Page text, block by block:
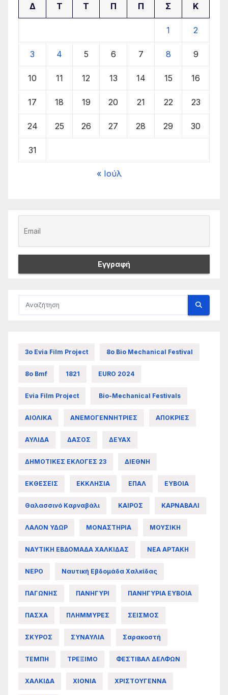
Δ Τ Τ Π Π Σ Κ
1 2
3 4 5 6 7 8 9
10 11 12 13 14 15 16
17 18 19 20 21 22 23
24 25 26 27 28 29 30
31
« Ιούλ
3ο Evia Film Project 8ο Bio Mechanical Festival
8ο Bmf 1821 EURO 2024
Evia Film Project Bio-Mechanical Festivals
ΑΙΟΛΙΚΑ ΑΝΕΜΟΓΕΝΝΗΤΡΙΕΣ ΑΠΟΚΡΙΕΣ
ΑΥΛΙΔΑ ΔΑΣΟΣ ΔΕΥΑΧ
ΔΗΜΟΤΙΚΕΣ ΕΚΛΟΓΕΣ 23 ΔΙΕΘΝΗ
ΕΚΘΕΣΕΙΣ ΕΚΚΛΗΣΙΑ ΕΠΑΛ ΕΥΒΟΙΑ
Θαλασσινό Καρναβάλι ΚΑΙΡΟΣ ΚΑΡΝΑΒΑΛΙ
ΛΑΛΟΝ ΥΔΩΡ ΜΟΝΑΣΤΗΡΙΑ ΜΟΥΣΙΚΗ
ΝΑΥΤΙΚΗ ΕΒΔΟΜΑΔΑ ΧΑΛΚΙΔΑΣ ΝΕΑ ΑΡΤΑΚΗ
ΝΕΡΟ Ναυτική Εβδομάδα Χαλκίδας
ΠΑΓΩΝΗΣ ΠΑΝΗΓΥΡΙ ΠΑΝΗΓΥΡΙΑ ΕΥΒΟΙΑ
ΠΑΣΧΑ ΠΛΗΜΜΥΡΕΣ ΣΕΙΣΜΟΣ
ΣΚΥΡΟΣ ΣΥΝΑΥΛΙΑ Σαρακοστή
ΤΕΜΠΗ ΤΡΕΞΙΜΟ ΦΕΣΤΙΒΑΛ ΔΕΛΦΩΝ
ΧΑΛΚΙΔΑ ΧΙΟΝΙΑ ΧΡΙΣΤΟΥΓΕΝΝΑ